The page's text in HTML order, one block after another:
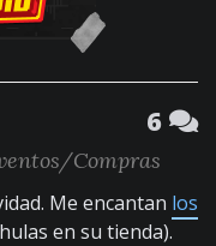
6
Compras
Me encantan los
en su tienda).